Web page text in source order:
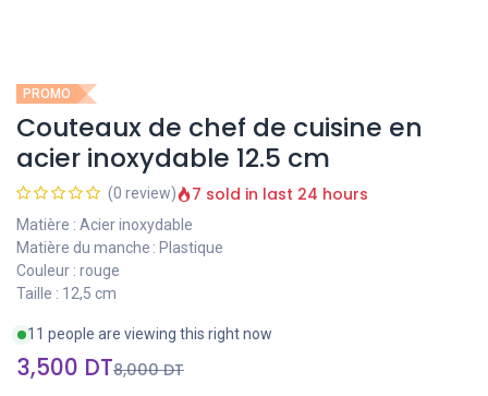
PROMO
Couteaux de chef de cuisine en
acier inoxydable 12.5 cm
(0 review) 7 sold in last 24 hours
Matière : Acier inoxydable
Matière du manche : Plastique
Couleur : rouge
Taille : 12,5 cm
11 people are viewing this right now
3,500 DT8,000DT